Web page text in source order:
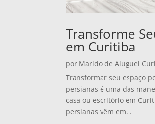
Transforme
em Curitiba
por Marido de Aluguel
Transformar seu espaço
persianas é uma das
casa ou escritório em
persianas vêm em...